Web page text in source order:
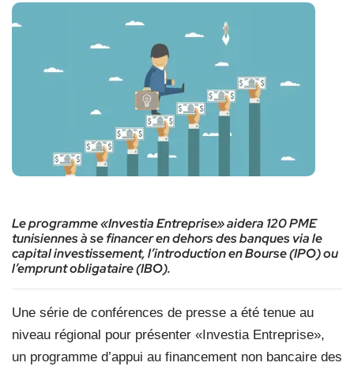
Le programme «Investia Entreprise» aidera 120 PME
tunisiennes à se financer en dehors des banques via le
capital investissement, l’introduction en Bourse (IPO) ou
l’emprunt obligataire (IBO).
Une série de conférences de presse a été tenue au
niveau régional pour présenter «Investia Entreprise»,
un programme d’appui au financement non bancaire des